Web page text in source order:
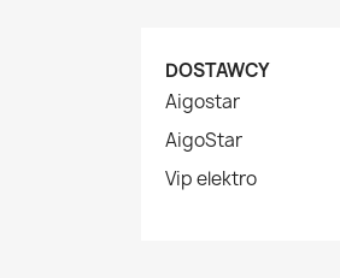
DOSTAWCY
Aigostar
AigoStar
Vip elektro